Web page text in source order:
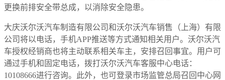
更换前排安全带总成，以消除安全隐患。
大庆沃尔沃汽车制造有限公司和沃尔沃汽车销售（上海）有限
公司将以电话，手机APP推送等方式通知相关用户。沃尔沃汽
车授权经销商也将主动联系相关车主，安排召回事宜。用户可
通过手机和固定电话，拨打沃尔沃汽车客服中心电话：
10108666进行咨询。此外，也可登录市场监管总局召回中心网